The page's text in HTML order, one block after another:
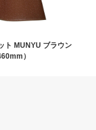
ト MUNYU ブラウン
）